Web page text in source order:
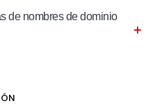
de nombres de dominio